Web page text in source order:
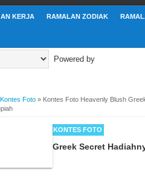
KERJA RAMALAN ZODIAK
Powered by
Kontes Foto » Kontes Foto Heavenly Blush
KONTES FOTO
Blush Greek Secret